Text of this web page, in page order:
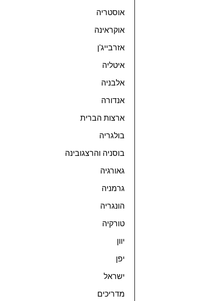
אוסטריה
אוקראינה
אזרבייג'ן
איטליה
אלבניה
אנדורה
ארצות הברית
בולגריה
בוסניה והרצגובינה
גאורגיה
גרמניה
הונגריה
טורקיה
יוון
יפן
ישראל
מדריכים